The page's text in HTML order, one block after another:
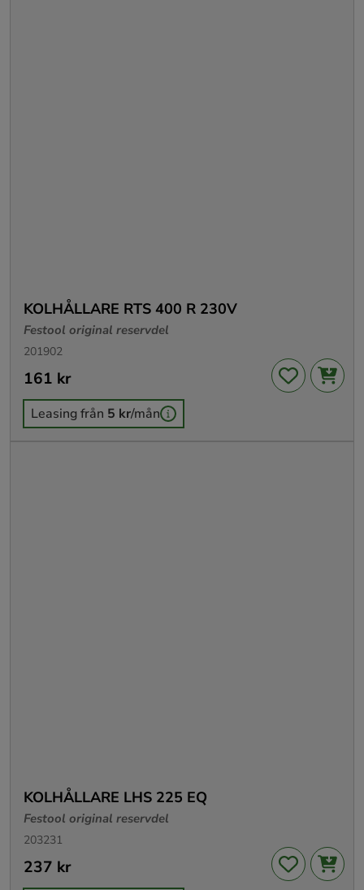
KOLHÅLLARE RTS 400 R 230V
Festool original reservdel
201902
Pris: 161 kr
161 kr
Leasing från 5 kr/mån
KOLHÅLLARE LHS 225 EQ
Festool original reservdel
203231
Pris: 237 kr
237 kr